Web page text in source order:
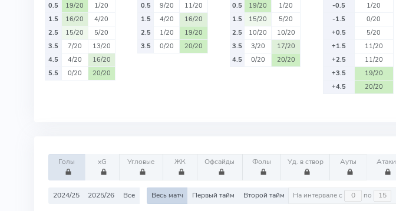
0.5
19/20
1/20
1.5
16/20
4/20
2.5
15/20
5/20
3.5
7/20
13/20
4.5
4/20
16/20
5.5
0/20 20/20
0.5
9/20
11/20
1.5
4/20
16/20
2.5
1/20
19/20
3.5
0/20 20/20
0.5
19/20
1/20
1.5
15/20
5/20
2.5
10/20
10/20
3.5
3/20
17/20
4.5
0/20 20/20
-0.5
1/20
-1.5
0/20
+0.5
5/20
+1.5
11/20
+2.5
11/20
+3.5
19/20
+4.5
20/20
Голы xG Угловые ЖК Офсайды Фолы Уд. в створ Ауты Атаки
2024/25 2025/26 Все Весь матч Первый тайм Второй тайм На интервале с по